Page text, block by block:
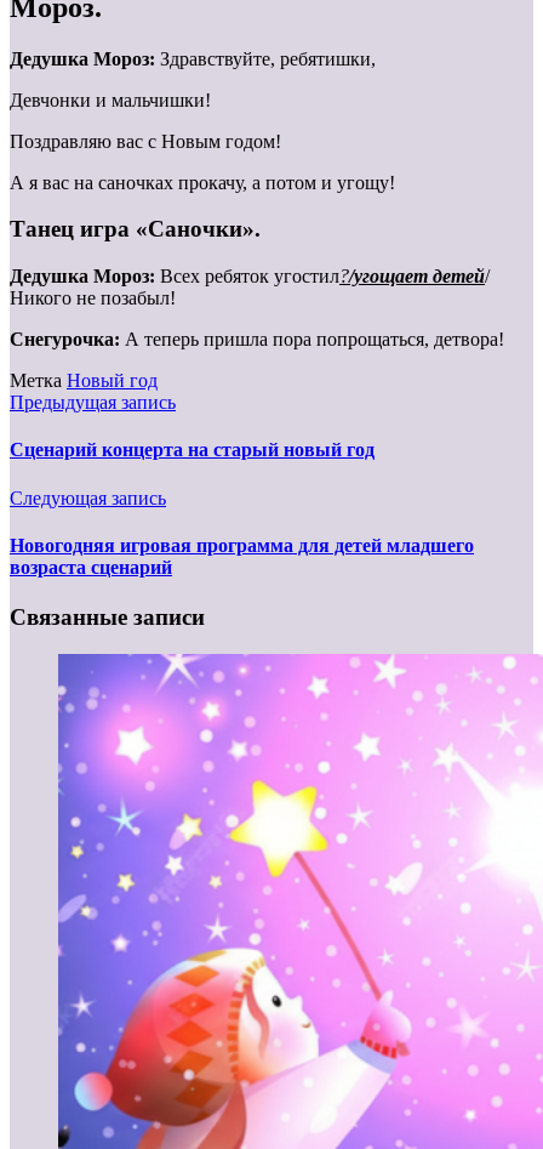
Мороз.
Дедушка Мороз: Здравствуйте, ребятишки,
Девчонки и мальчишки!
Поздравляю вас с Новым годом!
А я вас на саночках прокачу, а потом и угощу!
Танец игра «Саночки».
Дедушка Мороз: Всех ребяток угостил?/угощает детей/
Никого не позабыл!
Снегурочка: А теперь пришла пора попрощаться, детвора!
Метка Новый год
Предыдущая запись
Сценарий концерта на старый новый год
Следующая запись
Новогодняя игровая программа для детей младшего
возраста сценарий
Связанные записи